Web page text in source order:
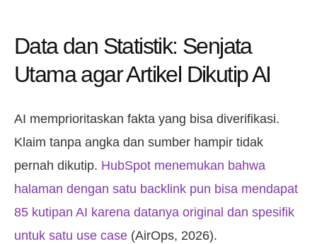
Data dan Statistik: Senjata
Utama agar Artikel Dikutip AI
AI memprioritaskan fakta yang bisa diverifikasi.
Klaim tanpa angka dan sumber hampir tidak
pernah dikutip. HubSpot menemukan bahwa
halaman dengan satu backlink pun bisa mendapat
85 kutipan AI karena datanya original dan spesifik
untuk satu use case (AirOps, 2026).